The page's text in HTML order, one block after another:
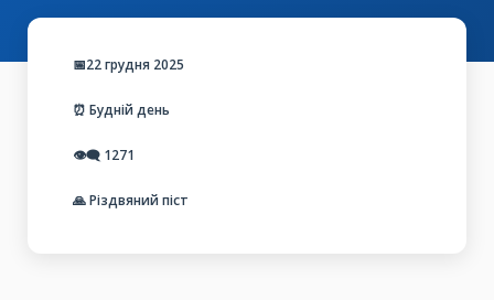
📅22 грудня 2025
⏰ Будній день
👁️‍🗨️ 1271
🙏 Різдвяний піст